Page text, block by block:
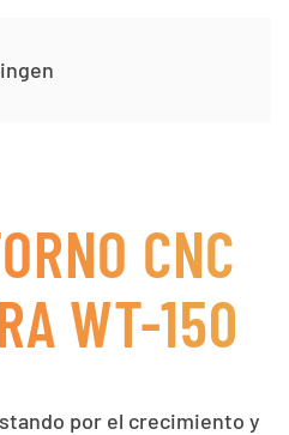
CNC
WT-150
por el crecimiento y